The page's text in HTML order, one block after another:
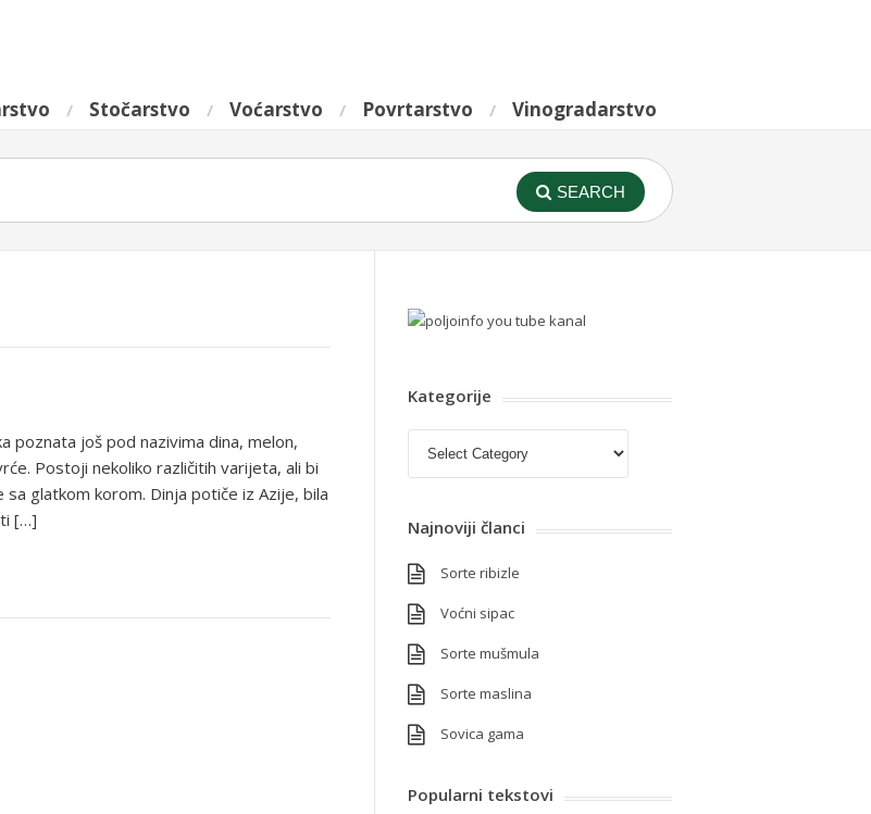
Stočarstvo Voćarstvo Povrtarstvo Vinogradarstvo
SEARCH
poznata još pod nazivima dina, melon,
Postoji nekoliko različitih varijeta, ali bi
glatkom korom. Dinja potiče iz Azije, bila
[…]
Kategorije
Najnoviji članci
Sorte ribizle
Voćni sipac
Sorte mušmula
Sorte maslina
Sovica gama
Popularni tekstovi